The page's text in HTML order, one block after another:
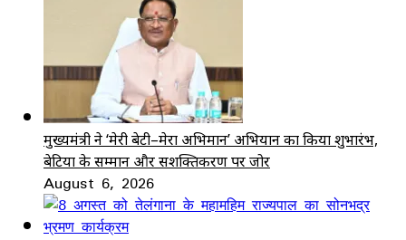
मुख्यमंत्री ने ‘मेरी बेटी–मेरा अभिमान’ अभियान का किया शुभारंभ,
बेटियों के सम्मान और सशक्तिकरण पर जोर
August 6, 2026